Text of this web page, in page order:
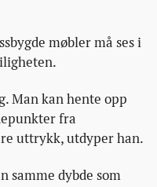
møbler må ses i
Man kan hente opp
fra
uttrykk, utdyper han.
samme dybde som